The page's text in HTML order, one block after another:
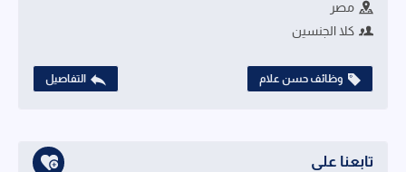
مصر
كلا الجنسين
وظائف حسن علام التفاصيل
تابعنا على